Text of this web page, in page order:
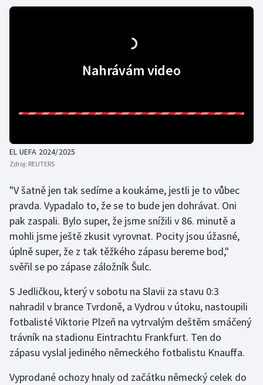
Futsal
Judo
Lezení
Lyže a snowboard
Moderní pětiboj
Motorsport
Olympijské hry
Plavání
Nahrávám video
EL UEFA 2024/2025
Zdroj: REUTERS
"V šatně jen tak sedíme a koukáme, jestli je to vůbec
pravda. Vypadalo to, že se to bude jen dohrávat. Oni
pak zaspali. Bylo super, že jsme snížili v 86. minutě a
mohli jsme ještě zkusit vyrovnat. Pocity jsou úžasné,
úplně super, že z tak těžkého zápasu bereme bod,"
svěřil se po zápase záložník Šulc.
S Jedličkou, který v sobotu na Slavii za stavu 0:3
nahradil v brance Tvrdoně, a Vydrou v útoku, nastoupili
fotbalisté Viktorie Plzeň na vytrvalým deštěm smáčený
trávník na stadionu Eintrachtu Frankfurt. Ten do
zápasu vyslal jediného německého fotbalistu Knauffa.
Vyprodané ochozy hnaly od začátku německý celek do